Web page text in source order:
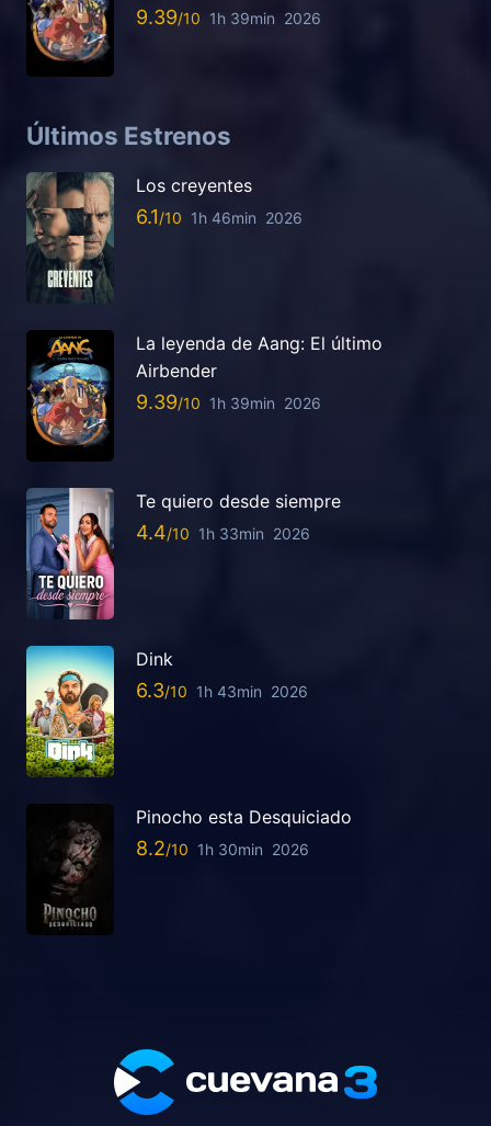
9.39 1h 39min 2026
Últimos Estrenos
Los creyentes
6.1 1h 46min 2026
La leyenda de Aang: El último
Airbender
9.39 1h 39min 2026
Te quiero desde siempre
4.4 1h 33min 2026
Dink
6.3 1h 43min 2026
Pinocho esta Desquiciado
8.2 1h 30min 2026